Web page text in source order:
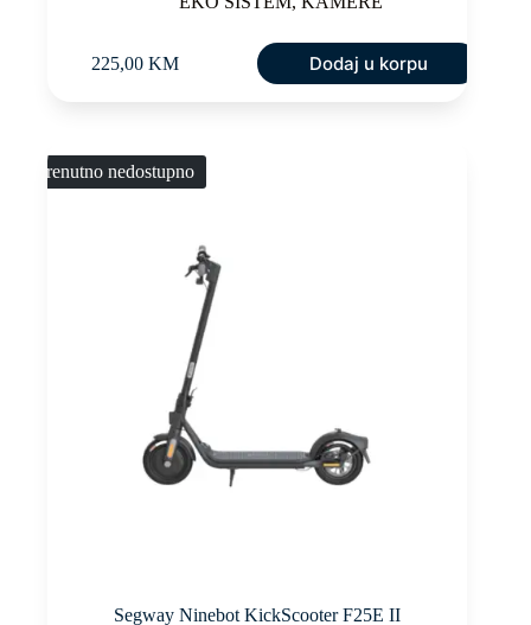
225,00 KM Dodaj u korpu
Trenutno nedostupno
Segway Ninebot KickScooter F25E II